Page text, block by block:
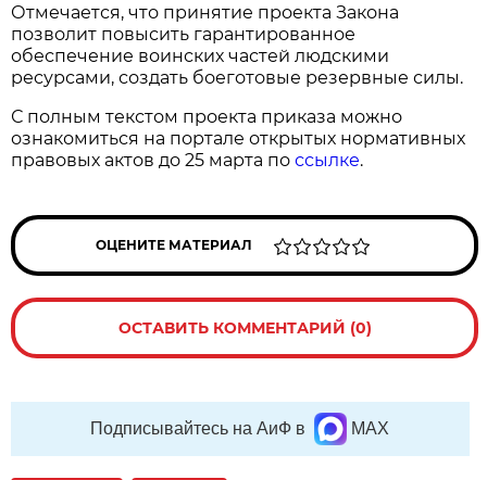
Отмечается, что принятие проекта Закона
позволит повысить гарантированное
обеспечение воинских частей людскими
ресурсами, создать боеготовые резервные силы.
С полным текстом проекта приказа можно
ознакомиться на портале открытых нормативных
правовых актов до 25 марта поссылке.
ОЦЕНИТЕ МАТЕРИАЛ
ОСТАВИТЬ КОММЕНТАРИЙ (0)
Подписывайтесь на АиФ в MAX